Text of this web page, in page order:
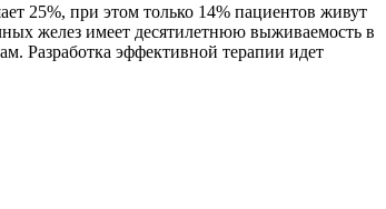
25%, при этом только 14% пациентов живут
желез имеет десятилетнюю выживаемость в
Разработка эффективной терапии идет